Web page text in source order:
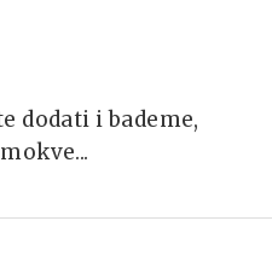
dodati i bademe,